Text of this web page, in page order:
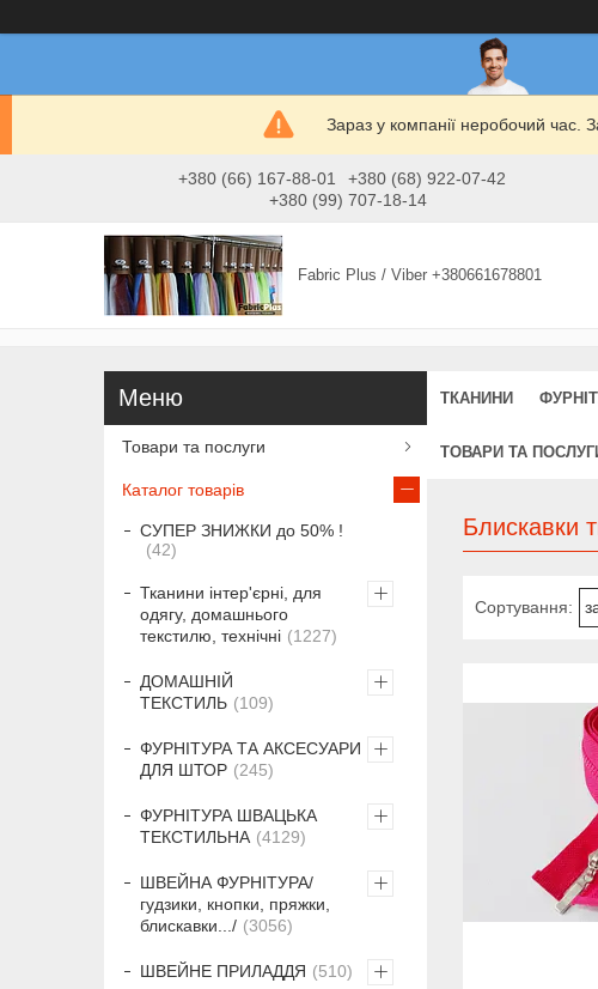
Зараз у компанії неробочий час.
+380 (66) 167-88-01
+380 (68) 922-07-42
+380 (99) 707-18-14
Fabric Plus / Viber +380661678801
ТКАНИНИ
ТОВАРИ ТА
Блискавки
Товари та послуги
Каталог товарів
СУПЕР ЗНИЖКИ до 50% !
42
Тканини інтер'єрні, для
одягу, домашнього
текстилю, технічні
1227
ДОМАШНІЙ
ТЕКСТИЛЬ
109
ФУРНІТУРА ТА АКСЕСУАРИ
ДЛЯ ШТОР
245
ФУРНІТУРА ШВАЦЬКА
ТЕКСТИЛЬНА
4129
ШВЕЙНА ФУРНІТУРА/
гудзики, кнопки, пряжки,
блискавки.../
3056
ШВЕЙНЕ ПРИЛАДДЯ 510